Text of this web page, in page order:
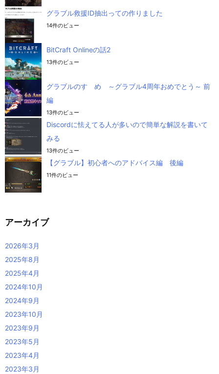
グラブル救援ID抽出っての作りました
14件のビュー
BitCraft Onlineの話2
13件のビュー
グラブルのすゝめ ～グラブル4周年おめでとう～ 前
編
13件のビュー
Discordに怯えてる人が多いので簡単な解説を書いて
みる
13件のビュー
【グラブル】初心者へのアドバイス編 後編
11件のビュー
アーカイブ
2026年3月
2025年8月
2025年4月
2024年10月
2024年9月
2023年10月
2023年9月
2023年5月
2023年4月
2023年3月